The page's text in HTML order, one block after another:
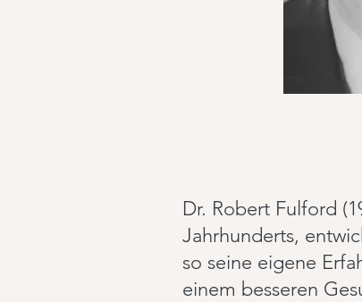
Dr. Robert Fulford
Jahrhunderts,
so seine eigene
einem besseren